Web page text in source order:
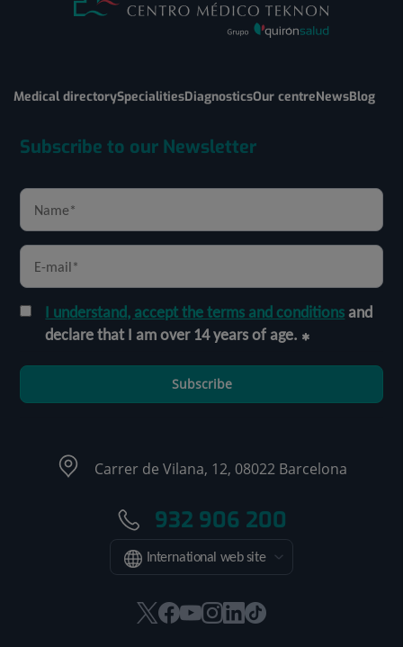
Medical directorySpecialitiesDiagnosticsOur centreNewsBlog
Subscribe to our Newsletter
I understand, accept the terms and conditionsand
declare that I am over 14 years of age.
Subscribe
Carrer de Vilana, 12, 08022 Barcelona
932 906 200
International web site
ThisThisThisThisThisLink